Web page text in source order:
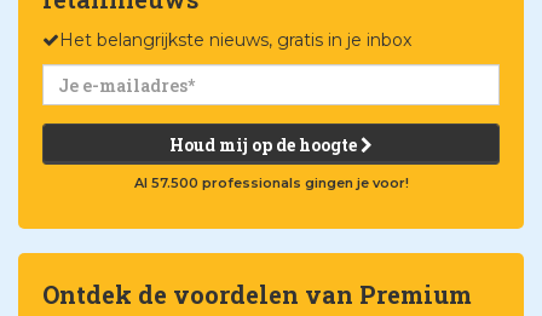
Het belangrijkste nieuws, gratis in je inbox
Houd mij op de hoogte
Al 57.500 professionals gingen je voor!
Ontdek de voordelen van Premium